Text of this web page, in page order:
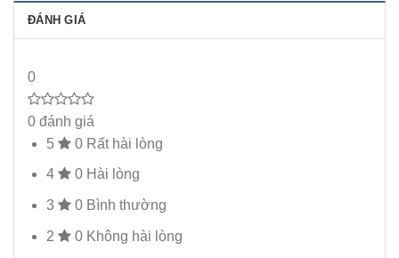
ĐÁNH GIÁ
0
0 đánh giá
5
0 Rất hài lòng
4 0 Hài lòng
3 0 Bình thường
2 0 Không hài lòng